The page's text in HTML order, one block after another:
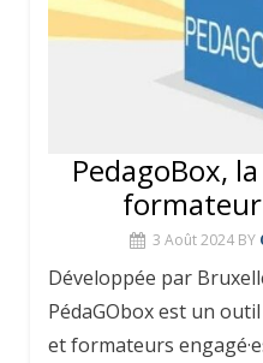
PedagoBox,
3 Août 2024 BY
Développée par
PédaGObox est un
et formateurs